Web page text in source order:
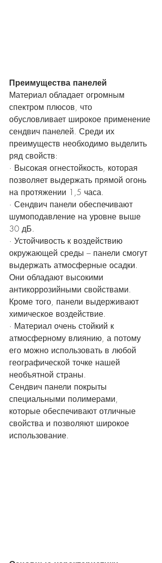
Преимущества панелей
Материал обладает огромным
спектром плюсов, что
обусловливает широкое применение
сендвич панелей. Среди их
преимуществ необходимо выделить
ряд свойств:
· Высокая огнестойкость, которая
позволяет выдержать прямой огонь
на протяжении 1,5 часа.
· Сендвич панели обеспечивают
шумоподавление на уровне выше
30 дБ.
· Устойчивость к воздействию
окружающей среды – панели смогут
выдержать атмосферные осадки.
Они обладают высокими
антикоррозийными свойствами.
Кроме того, панели выдерживают
химическое воздействие.
· Материал очень стойкий к
атмосферному влиянию, а потому
его можно использовать в любой
географической точке нашей
необъятной страны.
Сендвич панели покрыты
специальными полимерами,
которые обеспечивают отличные
свойства и позволяют широкое
использование.